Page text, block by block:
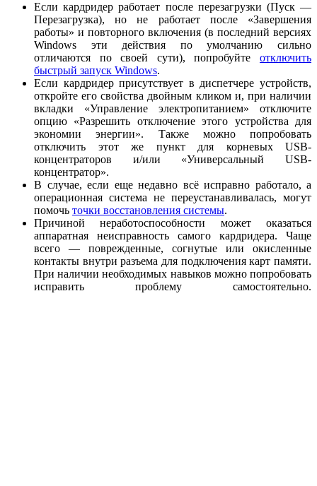
Если кардридер работает после перезагрузки (Пуск —
Перезагрузка), но не работает после «Завершения
работы» и повторного включения (в последний версиях
Windows эти действия по умолчанию сильно
отличаются по своей сути), попробуйте отключить
быстрый запуск Windows.
Если кардридер присутствует в диспетчере устройств,
откройте его свойства двойным кликом и, при наличии
вкладки «Управление электропитанием» отключите
опцию «Разрешить отключение этого устройства для
экономии энергии». Также можно попробовать
отключить этот же пункт для корневых USB-
концентраторов и/или «Универсальный USB-
концентратор».
В случае, если еще недавно всё исправно работало, а
операционная система не переустанавливалась, могут
помочь точки восстановления системы.
Причиной неработоспособности может оказаться
аппаратная неисправность самого кардридера. Чаще
всего — поврежденные, согнутые или окисленные
контакты внутри разъема для подключения карт памяти.
При наличии необходимых навыков можно попробовать
исправить проблему самостоятельно.